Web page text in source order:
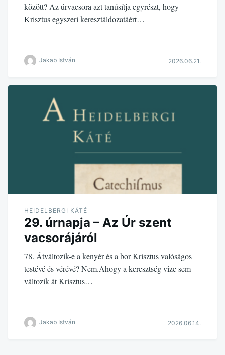
között? Az úrvacsora azt tanúsítja egyrészt, hogy
Krisztus egyszeri keresztáldozatáért…
Jakab István 2026.06.21.
HEIDELBERGI KÁTÉ
29. úrnapja – Az Úr szent
vacsorájáról
78. Átváltozik-e a kenyér és a bor Krisztus valóságos
testévé és vérévé? Nem.Ahogy a keresztség vize sem
változik át Krisztus…
Jakab István 2026.06.14.